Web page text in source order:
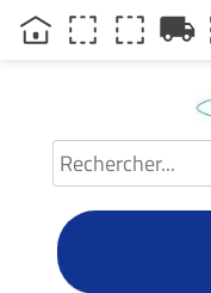
local_shipping